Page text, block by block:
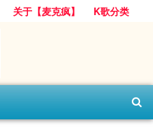
关于【麦克疯】 K歌分类